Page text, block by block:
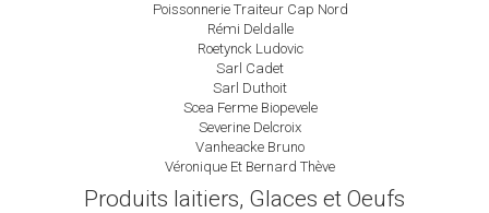
Poissonnerie Traiteur Cap Nord
Rémi Deldalle
Roetynck Ludovic
Sarl Cadet
Sarl Duthoit
Scea Ferme Biopevele
Severine Delcroix
Vanheacke Bruno
Véronique Et Bernard Thève
Produits laitiers, Glaces et Oeufs